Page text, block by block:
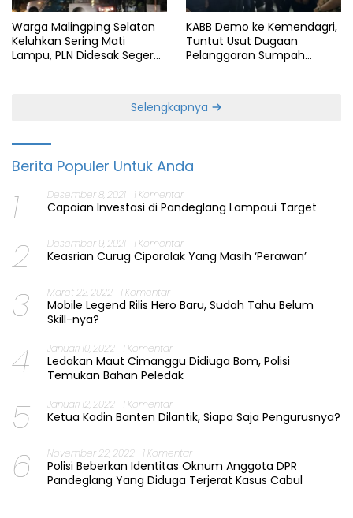
Warga Malingping Selatan
Keluhkan Sering Mati
Lampu, PLN Didesak Segera
KABB Demo ke Kemendagri,
Tuntut Usut Dugaan
Pelanggaran Sumpah
Selengkapnya
Berita Populer Untuk Anda
1 Desember 8, 2021 1 Komentar
Capaian Investasi di Pandeglang Lampaui Target
2 Desember 9, 2021 1 Komentar
Keasrian Curug Ciporolak Yang Masih ‘Perawan’
3 Maret 22, 2022 1 Komentar
Mobile Legend Rilis Hero Baru, Sudah Tahu Belum
Skill-nya?
4 Januari 10, 2022 1 Komentar
Ledakan Maut Cimanggu Didiuga Bom, Polisi
Temukan Bahan Peledak
5 Januari 12, 2022 1 Komentar
Ketua Kadin Banten Dilantik, Siapa Saja Pengurusnya?
6 November 22, 2022 1 Komentar
Polisi Beberkan Identitas Oknum Anggota DPR
Pandeglang Yang Diduga Terjerat Kasus Cabul